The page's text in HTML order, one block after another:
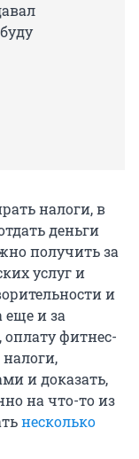
налоги, в
деньги
получить за
услуг и
и
еще и за
фитнес-
и доказать,
на что-то из
несколько